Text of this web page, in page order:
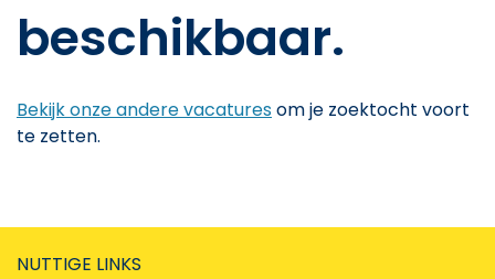
beschikbaar.
Bekijk onze andere vacaturesom je zoektocht voort
te zetten.
NUTTIGE LINKS